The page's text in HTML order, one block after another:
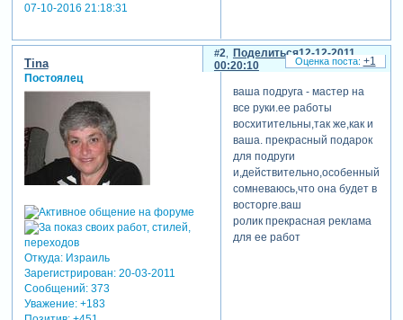
07-10-2016 21:18:31
теги: день рождения
отредактировано marussija
Поделиться
2
12-12-2011
00:20:10
Tina
Постоялец
Откуда:Израиль
Зарегистрирован: 20-03-2011
Сообщений:373
Уважение: +183
ваша подруга - мастер на
все руки.ее работы
восхитительны,так же,как и
ваша. прекрасный подарок
для подруги
и,действительно,особенный.не
сомневаюсь,что она будет в
восторге.ваш
ролик прекрасная реклама
для ее работ
+1